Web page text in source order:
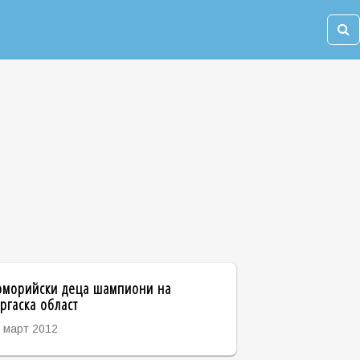
деца шампиони на
област
март 2012